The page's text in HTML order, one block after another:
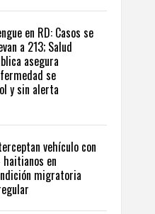
en RD: Casos se
a 213; Salud
asegura
se
y sin alerta
vehículo con
haitianos en
migratoria